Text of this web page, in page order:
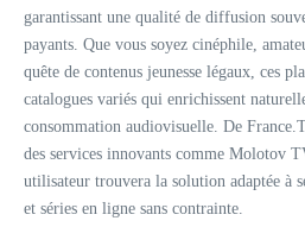
garantissant une qualité de diffusion
payants. Que vous soyez cinéphile,
quête de contenus jeunesse légaux, ces
catalogues variés qui enrichissent
consommation audiovisuelle. De
des services innovants comme Molotov
utilisateur trouvera la solution adaptée à
et séries en ligne sans contrainte.